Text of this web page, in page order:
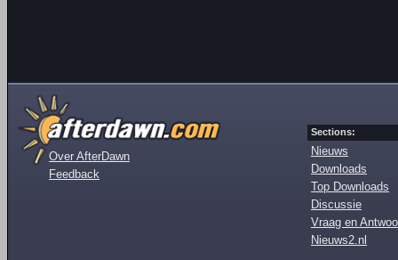
Over AfterDawn
Feedback
Sections:
Nieuws
Downloads
Top Downloads
Discussie
Vraag en
Nieuws2.nl